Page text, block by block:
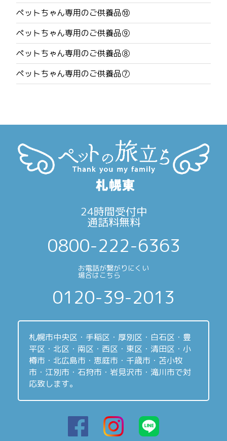
ビ
ゲ
ー
シ
ペットちゃん専用のご供養品⑩
ペットちゃん専用のご供養品⑨
ペットちゃん専用のご供養品⑧
ペットちゃん専用のご供養品⑦
24時間受付中
通話料無料
0800-222-6363
お電話が繋がりにくい
場合はこちら
0120-39-2013
札幌市中央区・手稲区・厚別区・白石区・豊
平区・北区・南区・西区・東区・清田区・小
樽市・北広島市・恵庭市・千歳市・苫小牧
市・江別市・石狩市・岩見沢市・滝川市で対
応致します。